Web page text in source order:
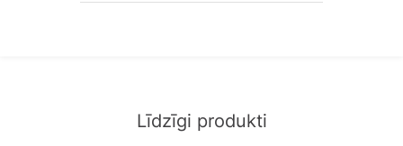
Līdzīgi produkti